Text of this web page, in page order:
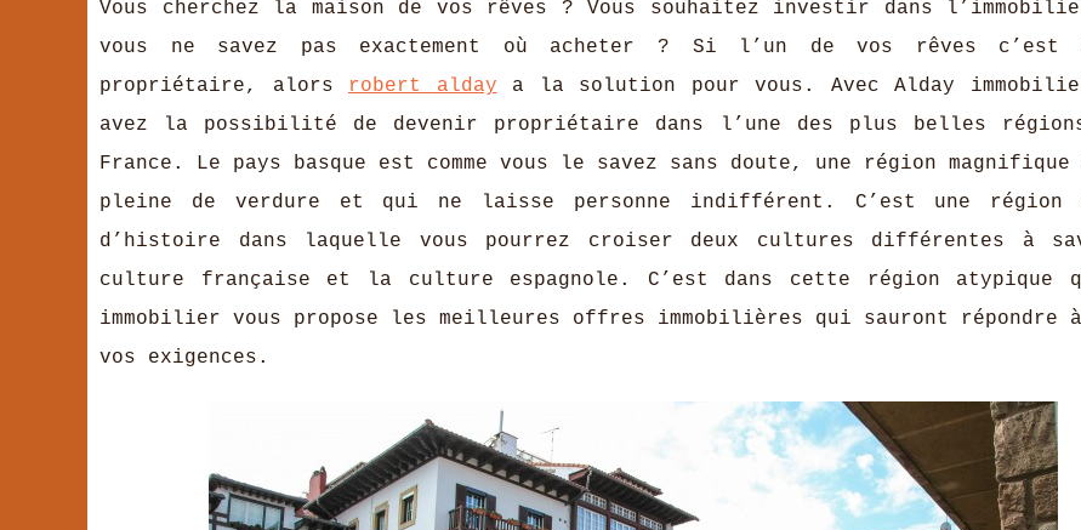
Vous cherchez la maison de vos rêves ? Vous souhaitez investir dans
vous ne savez pas exactement où acheter ? Si l’un de vos rêves c’est
propriétaire, alors
robert alday a la solution pour vous. Avec Alday
avez la possibilité de devenir propriétaire dans l’une des plus belles
France. Le pays basque est comme vous le savez sans doute, une région
pleine de verdure et qui ne laisse personne indifférent. C’est une région
d’histoire dans laquelle vous pourrez croiser deux cultures différentes à
culture française et la culture espagnole. C’est dans cette région atypique
immobilier vous propose les meilleures offres immobilières qui sauront répondre
vos exigences.